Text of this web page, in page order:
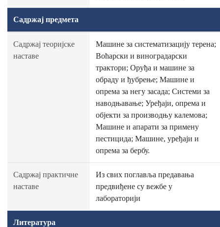
Садржај предмета
Садржај теоријске
наставе
Машине за систематизацију терена;
Воћарски и виноградарски
трактори; Оруђа и машине за
обраду и ђубрење; Машине и
опрема за негу засада; Системи за
наводњавање; Уређаји, опрема и
објекти за производњу калемова;
Машине и апарати за примену
пестицида; Машине, уређаји и
опрема за бербу.
Садржај практичне
наставе
Из свих поглавља предавања
предвиђене су вежбе у
лабораторији
Литература